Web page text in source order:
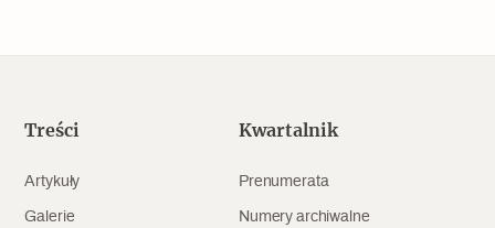
Treści
Artykuły
Galerie
Kwartalnik
Prenumerata
Numery archiwalne